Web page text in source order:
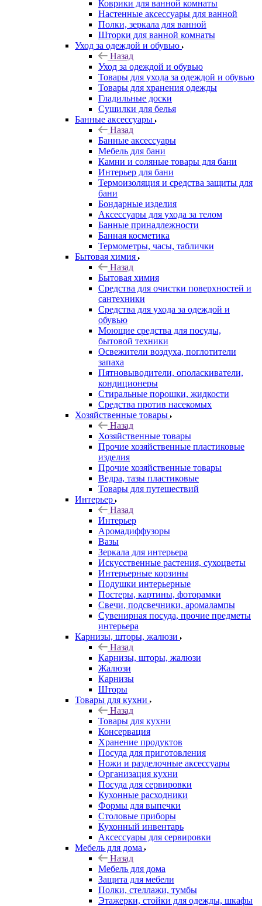
Коврики для ванной комнаты
Настенные аксессуары для ванной
Полки, зеркала для ванной
Шторки для ванной комнаты
Уход за одеждой и обувью
Назад
Уход за одеждой и обувью
Товары для ухода за одеждой и обувью
Товары для хранения одежды
Гладильные доски
Сушилки для белья
Банные аксессуары
Назад
Банные аксессуары
Мебель для бани
Камни и соляные товары для бани
Интерьер для бани
Термоизоляция и средства защиты для
бани
Бондарные изделия
Аксеcсуары для ухода за телом
Банные принадлежности
Банная косметика
Термометры, часы, таблички
Бытовая химия
Назад
Бытовая химия
Средства для очистки поверхностей и
сантехники
Средства для ухода за одеждой и
обувью
Моющие средства для посуды,
бытовой техники
Освежители воздуха, поглотители
запаха
Пятновыводители, ополаскиватели,
кондиционеры
Стиральные порошки, жидкости
Средства против насекомых
Хозяйственные товары
Назад
Хозяйственные товары
Прочие хозяйственные пластиковые
изделия
Прочие хозяйственные товары
Ведра, тазы пластиковые
Товары для путешествий
Интерьер
Назад
Интерьер
Аромадиффузоры
Вазы
Зеркала для интерьера
Искусственные растения, сухоцветы
Интерьерные корзины
Подушки интерьерные
Постеры, картины, фоторамки
Свечи, подсвечники, аромалампы
Сувенирная посуда, прочие предметы
интерьера
Карнизы, шторы, жалюзи
Назад
Карнизы, шторы, жалюзи
Жалюзи
Карнизы
Шторы
Товары для кухни
Назад
Товары для кухни
Консервация
Хранение продуктов
Посуда для приготовления
Ножи и разделочные аксессуары
Организация кухни
Посуда для сервировки
Кухонные расходники
Формы для выпечки
Столовые приборы
Кухонный инвентарь
Аксессуары для сервировки
Мебель для дома
Назад
Мебель для дома
Защита для мебели
Полки, стеллажи, тумбы
Этажерки, стойки для одежды, шкафы